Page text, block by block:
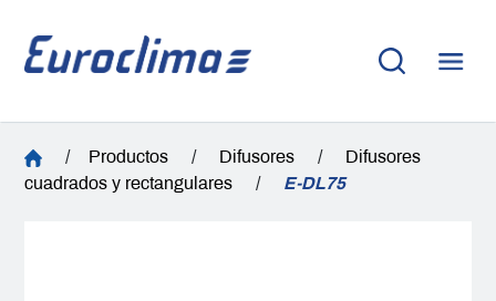
/ Productos / Difusores /
Difusores
cuadrados y rectangulares
/ E-DL75